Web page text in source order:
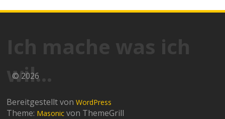
Ich mache was ich
wil…
© 2026
Bereitgestellt vonWordPress
Theme: Masonic von ThemeGrill